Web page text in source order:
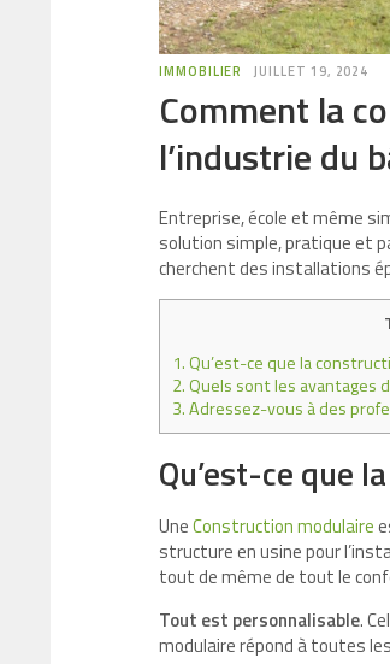
IMMOBILIER JUILLET 19, 2024
Comment la
l’industrie du
Entreprise, école et même
solution simple, pratique et
cherchent des installations
1.Qu’est-ce que la
2.Quels sont les avantages
3.Adressez-vous à des
Qu’est-ce que
UneConstruction modulaire
structure en usine pour
tout de même de tout le
Tout est personnalisable.
modulaire répond à toutes